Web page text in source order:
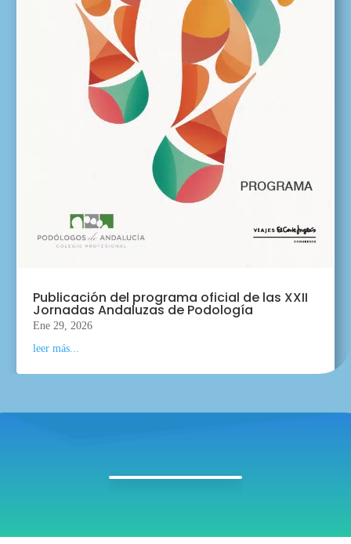
Publicación del programa oficial de las XXII
Jornadas Andaluzas de Podología
Ene 29, 2026
leer más...